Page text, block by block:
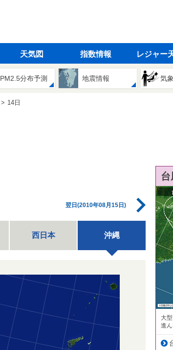
天気図 指数情報 レジャー
PM2.5分布予測 地震情報 気
14日
翌日(2010年08月15日)
西日本 沖縄
大
進